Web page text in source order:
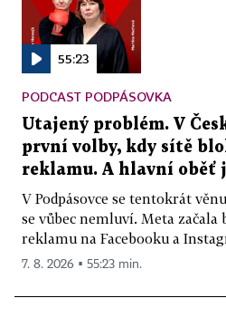
55:23
PODCAST PODPÁSOVKA
Utajený problém. V
první volby, kdy sítě
reklamu. A hlavní oběť
V Podpásovce se tentokrát
se vůbec nemluví. Meta
reklamu na Facebooku a
7. 8. 2026 ▪ 55:23 min.